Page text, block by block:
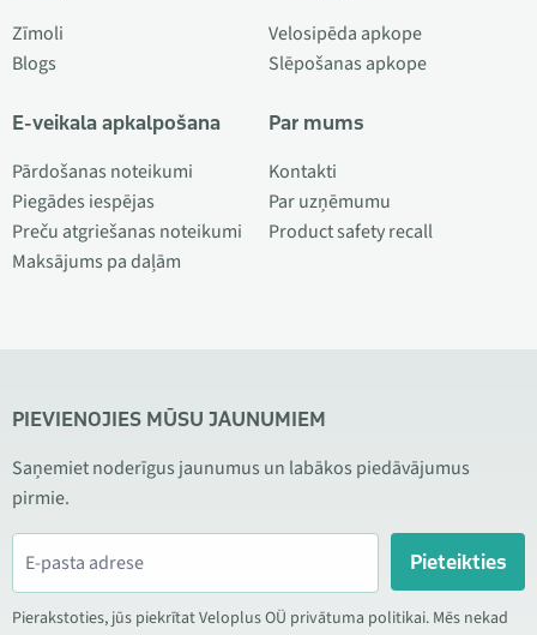
Zīmoli
Blogs
E-veikala apkalpošana
Pārdošanas noteikumi
Piegādes iespējas
Preču atgriešanas noteikumi
Maksājums pa daļām
Velosipēda apkope
Slēpošanas apkope
Par mums
Kontakti
Par uzņēmumu
Product safety recall
PIEVIENOJIES MŪSU JAUNUMIEM
Saņemiet noderīgus jaunumus un labākos piedāvājumus
pirmie.
Pieteikties
Pierakstoties, jūs piekrītat Veloplus OÜ privātuma politikai. Mēs nekad